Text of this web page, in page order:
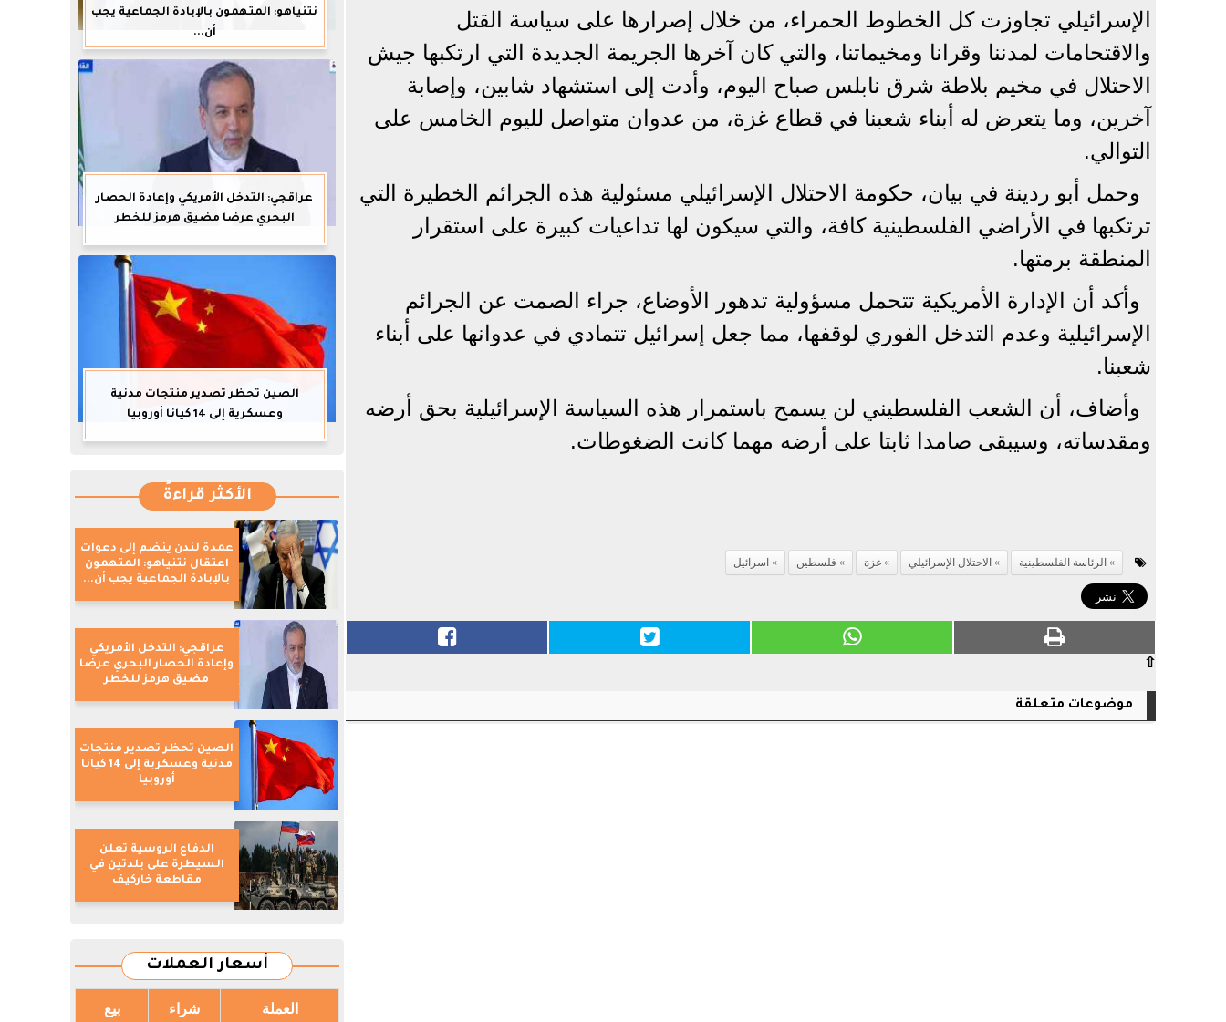
الإسرائيلي تجاوزت كل الخطوط الحمراء، من خلال إصرارها على سياسة القتل
والاقتحامات لمدننا وقرانا ومخيماتنا، والتي كان آخرها الجريمة الجديدة التي ارتكبها جيش
الاحتلال في مخيم بلاطة شرق نابلس صباح اليوم، وأدت إلى استشهاد شابين، وإصابة
آخرين، وما يتعرض له أبناء شعبنا في قطاع غزة، من عدوان متواصل لليوم الخامس على
التوالي.
وحمل أبو ردينة في بيان، حكومة الاحتلال الإسرائيلي مسئولية هذه الجرائم الخطيرة التي
ترتكبها في الأراضي الفلسطينية كافة، والتي سيكون لها تداعيات كبيرة على استقرار
المنطقة برمتها.
وأكد أن الإدارة الأمريكية تتحمل مسؤولية تدهور الأوضاع، جراء الصمت عن الجرائم
الإسرائيلية وعدم التدخل الفوري لوقفها، مما جعل إسرائيل تتمادي في عدوانها على أبناء
شعبنا.
وأضاف، أن الشعب الفلسطيني لن يسمح باستمرار هذه السياسة الإسرائيلية بحق أرضه
ومقدساته، وسيبقى صامدا ثابتا على أرضه مهما كانت الضغوطات.
الرئاسة الفلسطينية الاحتلال الإسرائيلي غزة فلسطين اسرائيل
⇧
موضوعات متعلقة
نتنياهو: المتهمون بالإبادة الجماعية يجب
أن...
عراقجي: التدخل الأمريكي وإعادة الحصار
البحري عرضا مضيق هرمز للخطر
الصين تحظر تصدير منتجات مدنية
وعسكرية إلى 14 كيانا أوروبيا
الأكثر قراءةً
عمدة لندن ينضم إلى دعوات
اعتقال نتنياهو: المتهمون
بالإبادة الجماعية يجب أن...
عراقجي: التدخل الأمريكي
وإعادة الحصار البحري عرضا
مضيق هرمز للخطر
الصين تحظر تصدير منتجات
مدنية وعسكرية إلى 14 كيانا
أوروبيا
الدفاع الروسية تعلن
السيطرة على بلدتين في
مقاطعة خاركيف
أسعار العملات
العملة شراء بيع